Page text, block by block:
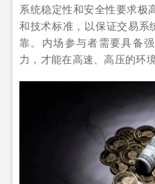
系统稳定性和安全性要求极
和技术标准，以保证交易
靠。内场参与者需要具备
力，才能在高速、高压的环